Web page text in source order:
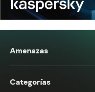
Amenazas
Categorías